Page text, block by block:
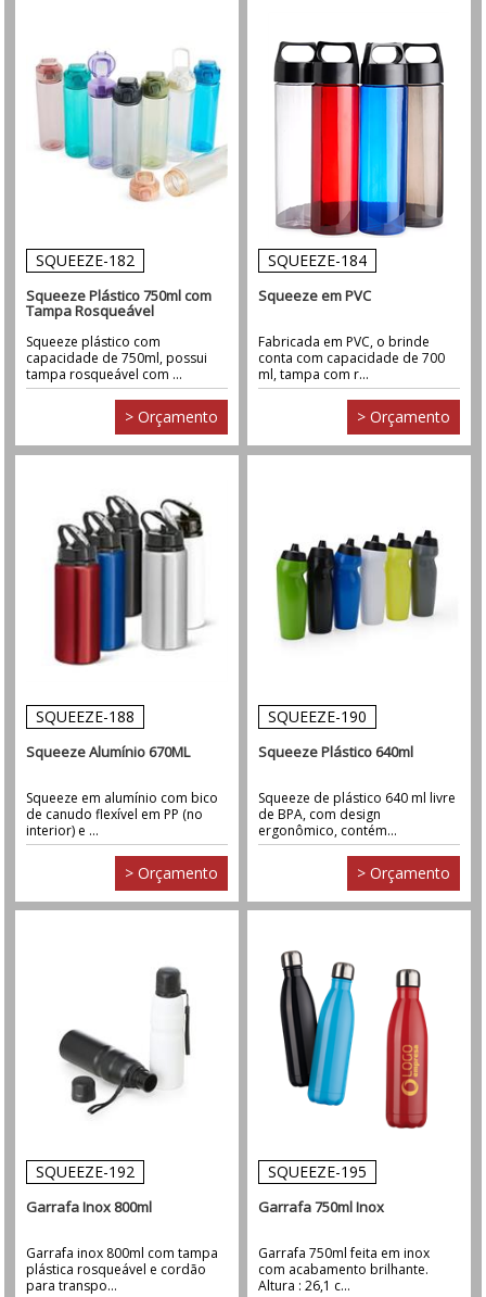
SQUEEZE-182
Squeeze Plástico 750ml com
Tampa Rosqueável
Squeeze plástico com
capacidade de 750ml, possui
tampa rosqueável com ...
> Orçamento
SQUEEZE-184
Squeeze em PVC
Fabricada em PVC, o brinde
conta com capacidade de 700
ml, tampa com r...
> Orçamento
SQUEEZE-188
Squeeze Alumínio 670ML
Squeeze em alumínio com bico
de canudo flexível em PP (no
interior) e ...
> Orçamento
SQUEEZE-190
Squeeze Plástico 640ml
Squeeze de plástico 640 ml livre
de BPA, com design
ergonômico, contém...
> Orçamento
SQUEEZE-192
Garrafa Inox 800ml
Garrafa inox 800ml com tampa
plástica rosqueável e cordão
para transpo...
SQUEEZE-195
Garrafa 750ml Inox
Garrafa 750ml feita em inox
com acabamento brilhante.
Altura : 26,1 c...